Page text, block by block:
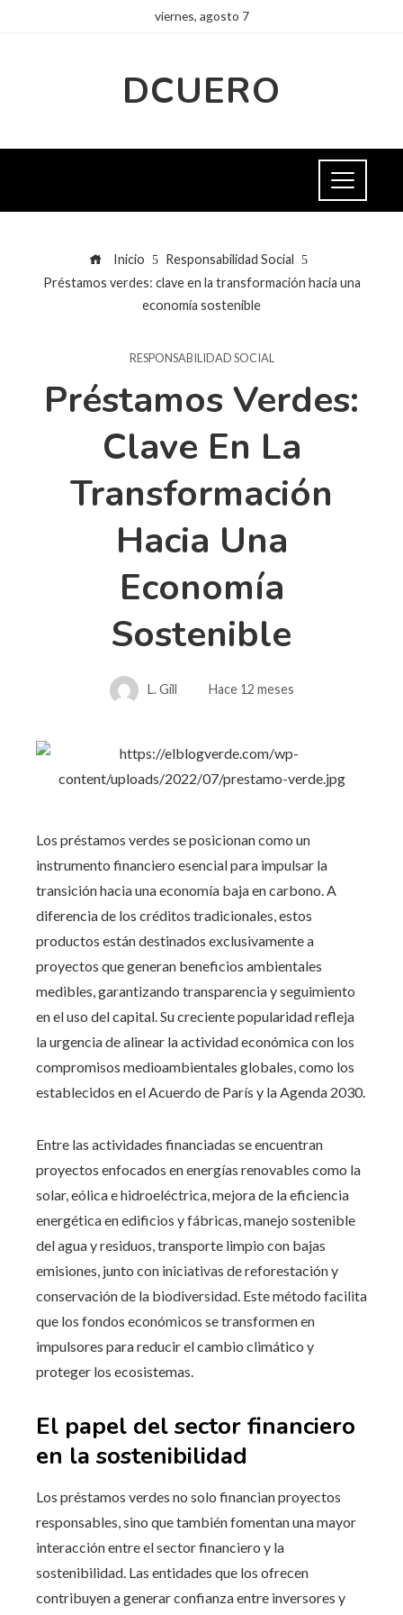
viernes, agosto 7
DCUERO
Inicio
Responsabilidad Social
Préstamos verdes: clave en la transformación hacia una
economía sostenible
RESPONSABILIDAD SOCIAL
Préstamos Verdes:
Clave En La
Transformación
Hacia Una
Economía
Sostenible
L. Gill Hace 12 meses
Los préstamos verdes se posicionan como un
instrumento financiero esencial para impulsar la
transición hacia una economía baja en carbono. A
diferencia de los créditos tradicionales, estos
productos están destinados exclusivamente a
proyectos que generan beneficios ambientales
medibles, garantizando transparencia y seguimiento
en el uso del capital. Su creciente popularidad refleja
la urgencia de alinear la actividad económica con los
compromisos medioambientales globales, como los
establecidos en el Acuerdo de París y la Agenda 2030.
Entre las actividades financiadas se encuentran
proyectos enfocados en energías renovables como la
solar, eólica e hidroeléctrica, mejora de la eficiencia
energética en edificios y fábricas, manejo sostenible
del agua y residuos, transporte limpio con bajas
emisiones, junto con iniciativas de reforestación y
conservación de la biodiversidad. Este método facilita
que los fondos económicos se transformen en
impulsores para reducir el cambio climático y
proteger los ecosistemas.
El papel del sector financiero
en la sostenibilidad
Los préstamos verdes no solo financian proyectos
responsables, sino que también fomentan una mayor
interacción entre el sector financiero y la
sostenibilidad. Las entidades que los ofrecen
contribuyen a generar confianza entre inversores y